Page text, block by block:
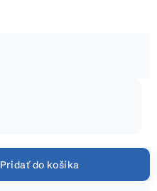
Pridať do košíka